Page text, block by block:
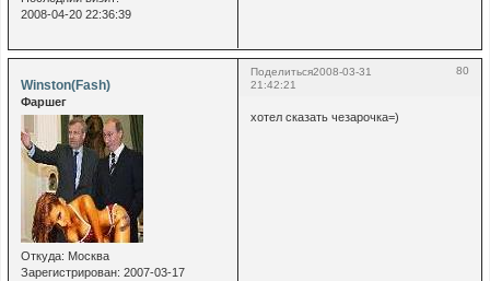
2008-04-20 22:36:39
Поделиться 80
2008-03-31
21:42:21
Winston(Fash)
Фаршег
Откуда: Москва
Зарегистрирован: 2007-03-17
хотел сказать чезарочка=)